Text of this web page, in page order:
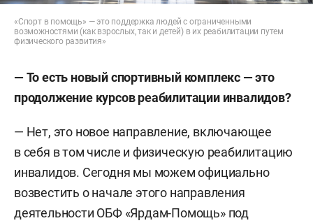
«Спорт в помощь» — это поддержка людей с ограниченными
возможностями (как взрослых, так и детей) в их реабилитации путем
физического развития»
— То есть новый спортивный комплекс — это
продолжение курсов реабилитации инвалидов?
— Нет, это новое направление, включающее
в себя в том числе и физическую реабилитацию
инвалидов. Сегодня мы можем официально
возвестить о начале этого направления
деятельности ОБФ «Ярдам-Помощь» под